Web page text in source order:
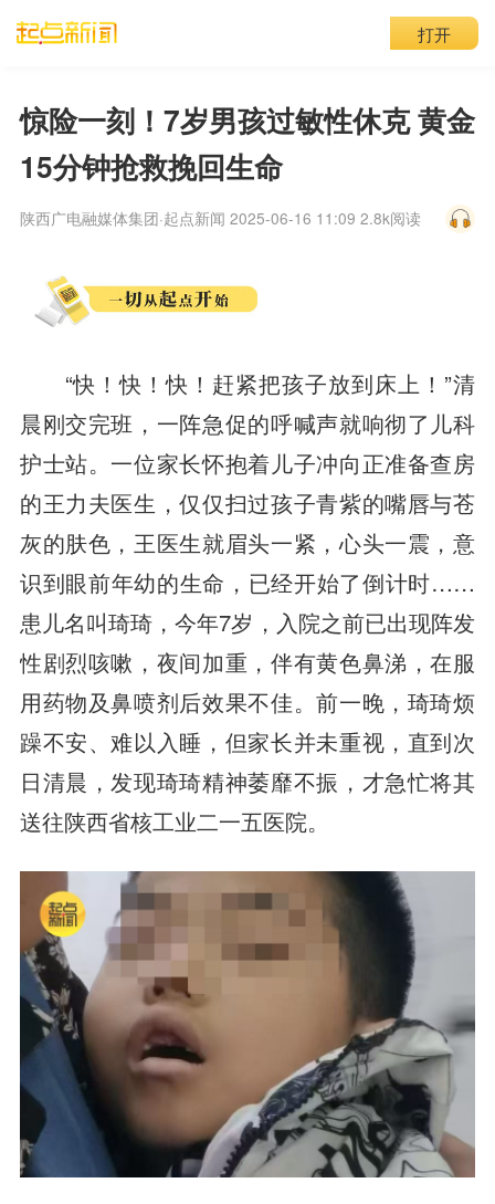
打开
惊险一刻！7岁男孩过敏性休克 黄金
15分钟抢救挽回生命
陕西广电融媒体集团·起点新闻 2025-06-16 11:09 2.8k阅读
“快！快！快！赶紧把孩子放到床上！”清
晨刚交完班，一阵急促的呼喊声就响彻了儿科
护士站。一位家长怀抱着儿子冲向正准备查房
的王力夫医生，仅仅扫过孩子青紫的嘴唇与苍
灰的肤色，王医生就眉头一紧，心头一震，意
识到眼前年幼的生命，已经开始了倒计时……
患儿名叫琦琦，今年7岁，入院之前已出现阵发
性剧烈咳嗽，夜间加重，伴有黄色鼻涕，在服
用药物及鼻喷剂后效果不佳。前一晚，琦琦烦
躁不安、难以入睡，但家长并未重视，直到次
日清晨，发现琦琦精神萎靡不振，才急忙将其
送往陕西省核工业二一五医院。